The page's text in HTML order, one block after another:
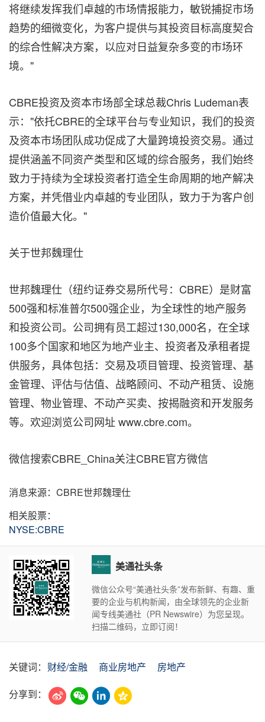
将继续发挥我们卓越的市场情报能力，敏锐捕捉市场
趋势的细微变化，为客户提供与其投资目标高度契合
的综合性解决方案，以应对日益复杂多变的市场环
境。"
CBRE投资及资本市场部全球总裁Chris Ludeman表
示："依托CBRE的全球平台与专业知识，我们的投资
及资本市场团队成功促成了大量跨境投资交易。通过
提供涵盖不同资产类型和区域的综合服务，我们始终
致力于持续为全球投资者打造全生命周期的地产解决
方案，并凭借业内卓越的专业团队，致力于为客户创
造价值最大化。"
关于世邦魏理仕
世邦魏理仕（纽约证券交易所代号：CBRE）是财富
500强和标准普尔500强企业，为全球性的地产服务
和投资公司。公司拥有员工超过130,000名，在全球
100多个国家和地区为地产业主、投资者及承租者提
供服务，具体包括：交易及项目管理、投资管理、基
金管理、评估与估值、战略顾问、不动产租赁、设施
管理、物业管理、不动产买卖、按揭融资和开发服务
等。欢迎浏览公司网址 www.cbre.com。
微信搜索CBRE_China关注CBRE官方微信
消息来源：CBRE世邦魏理仕
相关股票：
NYSE:CBRE
美通社头条
微信公众号“美通社头条”发布新鲜、有趣、重
要的企业与机构新闻，由全球领先的企业新
闻专线美通社（PR Newswire）为您呈现。
扫描二维码，立即订阅！
关键词： 财经/金融 商业房地产
房地产
分享到：